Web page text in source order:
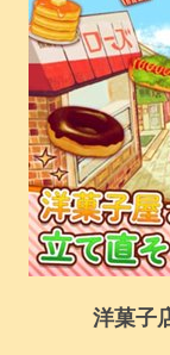
洋菓子